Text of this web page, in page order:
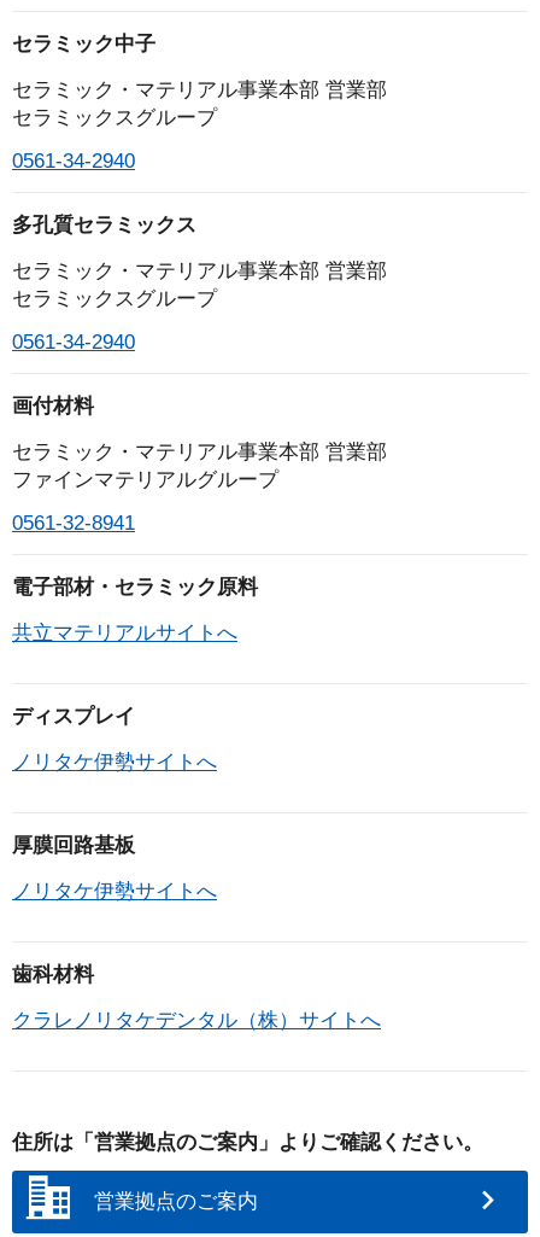
において個人情報の取り扱いを行います。
ノリタケグループは、変更前の利用目的と関連性
を有する合理的な範囲内において下記の利用目的
を変更する場合は、変更後の利用目的を公表し明
個人情報の利用目的
お客様からご注文いただいた製品・商品・サー
ビス（メンテナンス、アフターサービス含む、
以下同じ）の提供をするため
グを送付するため
ン含む）等により製品・商品やサービスに関す
る情報、各イベントの情報をご案内するため
お客様から製品・商品やサービスに活用するた
ご本人様からのご質問、ご意見・ご要望に対応
させていただくため
お取引先様との業務上の連絡のため
ノリタケグループのウェブページのコンテンツ
る範囲で第三者に提供するため
その他上記に付随または関連する業務のため
のいずれかの目的の範囲内で利用させていただきま
なお、ご本人様から個人情報をご提供いただく書面
す。
４．個人情報の第三者提供に関して
ノリタケグループは、次のいずれかに該当する場合
セラミック中子
セラミック・マテリアル事業本部 営業部
セラミックスグループ
0561-34-2940
多孔質セラミックス
セラミック・マテリアル事業本部 営業部
セラミックスグループ
0561-34-2940
画付材料
セラミック・マテリアル事業本部 営業部
ファインマテリアルグループ
0561-32-8941
電子部材・セラミック原料
共立マテリアルサイトへ
ディスプレイ
ノリタケ伊勢サイトへ
厚膜回路基板
ノリタケ伊勢サイトへ
歯科材料
クラレノリタケデンタル（株）サイトへ
住所は「営業拠点のご案内」よりご確認ください。
営業拠点のご案内